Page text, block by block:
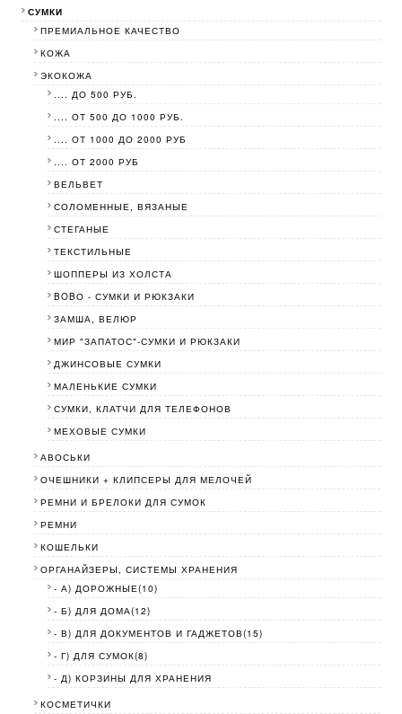
СУМКИ
ПРЕМИАЛЬНОЕ КАЧЕСТВО
КОЖА
ЭКОКОЖА
.... ДО 500 РУБ.
.... ОТ 500 ДО 1000 РУБ.
.... ОТ 1000 ДО 2000 РУБ
.... ОТ 2000 РУБ
ВЕЛЬВЕТ
СОЛОМЕННЫЕ, ВЯЗАНЫЕ
СТЕГАНЫЕ
ТЕКСТИЛЬНЫЕ
ШОППЕРЫ ИЗ ХОЛСТА
BOBО - СУМКИ И РЮКЗАКИ
ЗАМША, ВЕЛЮР
МИР "ЗАПАТОС"-СУМКИ И РЮКЗАКИ
ДЖИНСОВЫЕ СУМКИ
МАЛЕНЬКИЕ СУМКИ
СУМКИ, КЛАТЧИ ДЛЯ ТЕЛЕФОНОВ
МЕХОВЫЕ СУМКИ
АВОСЬКИ
ОЧЕШНИКИ + КЛИПСЕРЫ ДЛЯ МЕЛОЧЕЙ
РЕМНИ И БРЕЛОКИ ДЛЯ СУМОК
РЕМНИ
КОШЕЛЬКИ
ОРГАНАЙЗЕРЫ, СИСТЕМЫ ХРАНЕНИЯ
- А) ДОРОЖНЫЕ(10)
- Б) ДЛЯ ДОМА(12)
- В) ДЛЯ ДОКУМЕНТОВ И ГАДЖЕТОВ(15)
- Г) ДЛЯ СУМОК(8)
- Д) КОРЗИНЫ ДЛЯ ХРАНЕНИЯ
КОСМЕТИЧКИ